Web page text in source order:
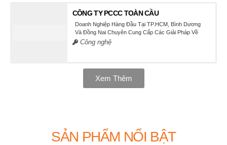
CÔNG TY PCCC TOÀN CẦU
Doanh Nghiệp Hàng Đầu Tại TP.HCM, Bình Dương
Và Đồng Nai Chuyên Cung Cấp Các Giải Pháp Về
PCCC Cho Các Công Trình, Toà Nhà, Nhà Máy Sản
Công nghệ
Xem Thêm
SẢN PHẨM NỔI BẬT